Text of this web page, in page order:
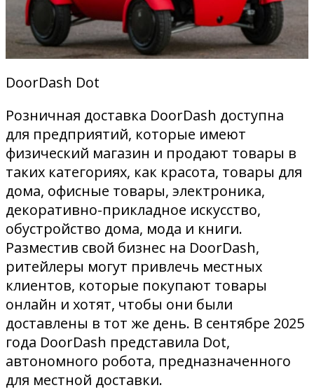
DoorDash Dot
Розничная доставка DoorDash доступна
для предприятий, которые имеют
физический магазин и продают товары в
таких категориях, как красота, товары для
дома, офисные товары, электроника,
декоративно-прикладное искусство,
обустройство дома, мода и книги.
Разместив свой бизнес на DoorDash,
ритейлеры могут привлечь местных
клиентов, которые покупают товары
онлайн и хотят, чтобы они были
доставлены в тот же день. В сентябре 2025
года DoorDash представила Dot,
автономного робота, предназначенного
для местной доставки.